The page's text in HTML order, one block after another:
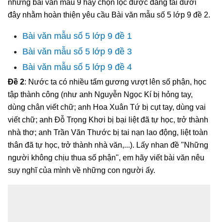
những bài văn mẫu 9 hay chọn lọc được đăng tải dưới
đây nhằm hoàn thiện yêu cầu Bài văn mẫu số 5 lớp 9 đề 2.
Bài văn mẫu số 5 lớp 9 đề 1
Bài văn mẫu số 5 lớp 9 đề 3
Bài văn mẫu số 5 lớp 9 đề 4
Đề 2: Nước ta có nhiều tấm gương vượt lên số phận, học
tập thành công (như anh Nguyễn Ngọc Kí bị hỏng tay,
dùng chân viết chữ; anh Hoa Xuân Tứ bị cụt tay, dùng vai
viết chữ; anh Đỗ Trọng Khơi bị bại liệt đã tự học, trở thành
nhà thơ; anh Trần Văn Thước bị tai nạn lao động, liệt toàn
thân đã tự học, trở thành nhà văn,...). Lấy nhan đề "Những
người không chịu thua số phận", em hãy viết bài văn nêu
suy nghĩ của mình về những con người ấy.